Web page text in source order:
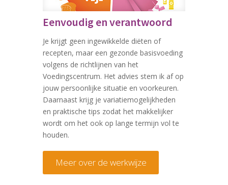
Eenvoudig en verantwoord
Je krijgt geen ingewikkelde diëten of
recepten, maar een gezonde basisvoeding
volgens de richtlijnen van het
Voedingscentrum. Het advies stem ik af op
jouw persoonlijke situatie en voorkeuren.
Daarnaast krijg je variatiemogelijkheden
en praktische tips zodat het makkelijker
wordt om het ook op lange termijn vol te
houden.
Meer over de werkwijze